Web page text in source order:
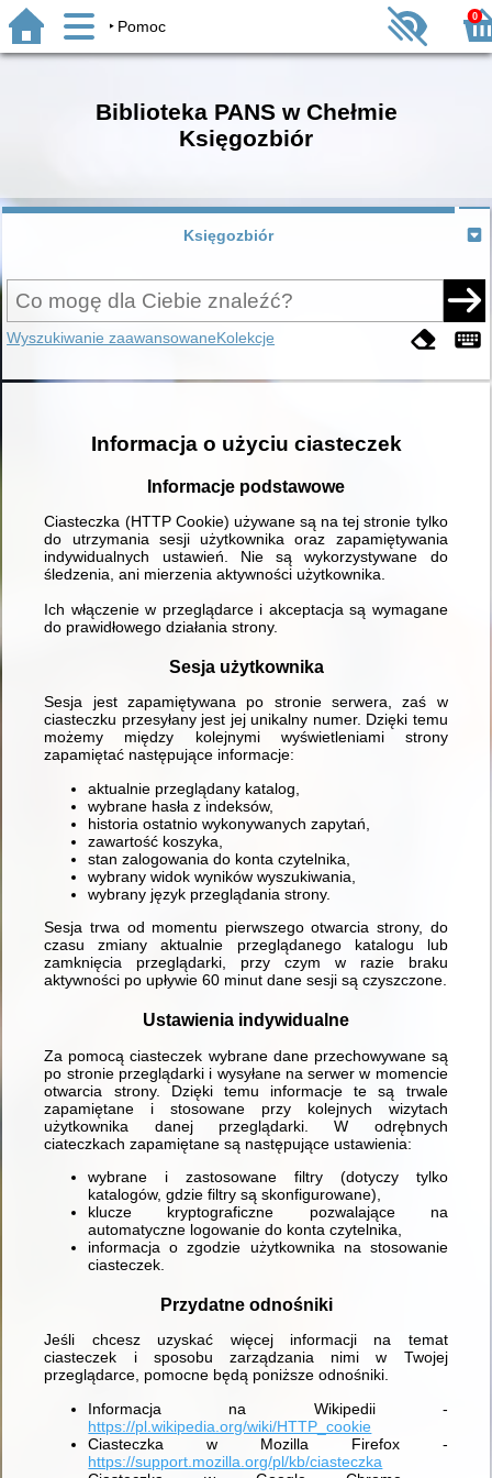
Pomoc
0
Biblioteka PANS w Chełmie
Księgozbiór
Księgozbiór
Wyszukiwanie zaawansowaneKolekcje
Informacja o użyciu ciasteczek
Informacje podstawowe
Ciasteczka (HTTP Cookie) używane są na tej stronie tylko
do utrzymania sesji użytkownika oraz zapamiętywania
indywidualnych ustawień. Nie są wykorzystywane do
śledzenia, ani mierzenia aktywności użytkownika.
Ich włączenie w przeglądarce i akceptacja są wymagane
do prawidłowego działania strony.
Sesja użytkownika
Sesja jest zapamiętywana po stronie serwera, zaś w
ciasteczku przesyłany jest jej unikalny numer. Dzięki temu
możemy między kolejnymi wyświetleniami strony
zapamiętać następujące informacje:
aktualnie przeglądany katalog,
wybrane hasła z indeksów,
historia ostatnio wykonywanych zapytań,
zawartość koszyka,
stan zalogowania do konta czytelnika,
wybrany widok wyników wyszukiwania,
wybrany język przeglądania strony.
Sesja trwa od momentu pierwszego otwarcia strony, do
czasu zmiany aktualnie przeglądanego katalogu lub
zamknięcia przeglądarki, przy czym w razie braku
aktywności po upływie 60 minut dane sesji są czyszczone.
Ustawienia indywidualne
Za pomocą ciasteczek wybrane dane przechowywane są
po stronie przeglądarki i wysyłane na serwer w momencie
otwarcia strony. Dzięki temu informacje te są trwale
zapamiętane i stosowane przy kolejnych wizytach
użytkownika danej przeglądarki. W odrębnych
ciateczkach zapamiętane są następujące ustawienia:
wybrane i zastosowane filtry (dotyczy tylko
katalogów, gdzie filtry są skonfigurowane),
klucze kryptograficzne pozwalające na
automatyczne logowanie do konta czytelnika,
informacja o zgodzie użytkownika na stosowanie
ciasteczek.
Przydatne odnośniki
Jeśli chcesz uzyskać więcej informacji na temat
ciasteczek i sposobu zarządzania nimi w Twojej
przeglądarce, pomocne będą poniższe odnośniki.
Informacja na Wikipedii -
https://pl.wikipedia.org/wiki/HTTP_cookie
Ciasteczka w Mozilla Firefox -
https://support.mozilla.org/pl/kb/ciasteczka